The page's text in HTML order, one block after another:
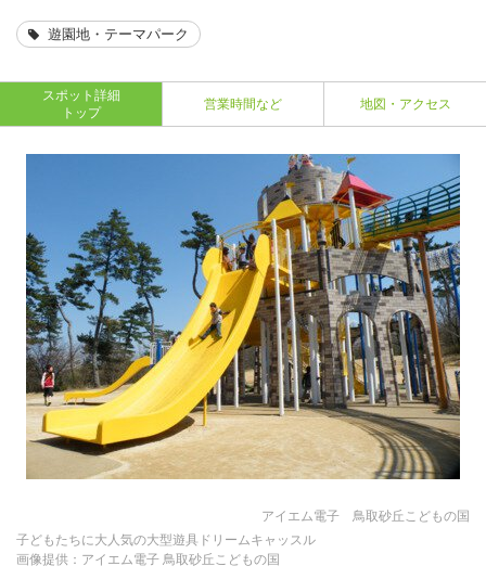
遊園地・テーマパーク
スポット詳細
トップ
営業時間など 地図・アクセス
アイエム電子 鳥取砂丘こどもの国
子どもたちに大人気の大型遊具ドリームキャッスル
画像提供：アイエム電子 鳥取砂丘こどもの国